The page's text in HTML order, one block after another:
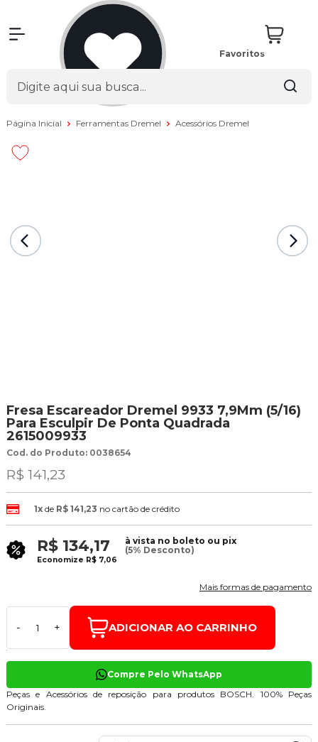
Favoritos
Página Inicial Ferramentas Dremel Acessórios Dremel
Fresa Escareador Dremel 9933 7,9Mm (5/16)
Para Esculpir De Ponta Quadrada
2615009933
Cod. do Produto: 0038654
R$ 141,23
1xde R$ 141,23 no cartão de crédito
R$ 134,17
à vista no boleto ou pix
(5% Desconto)
Economize R$ 7,06
Mais formas de pagamento
- + ADICIONAR AO CARRINHO
Compre Pelo WhatsApp
Peças e Acessórios de reposição para produtos BOSCH. 100% Peças
Originais.